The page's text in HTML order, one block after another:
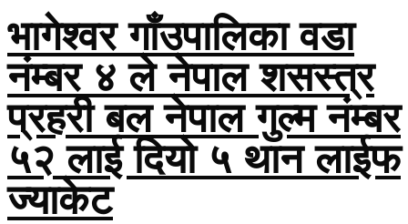
भागेश्वर गाँउपालिका वडा
नंम्बर ४ ले नेपाल शसस्त्र
प्रहरी बल नेपाल गुल्म नंम्बर
५२ लाई दियो ५ थान लाईफ
ज्याकेट